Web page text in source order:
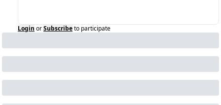
Login orSubscribeto participate